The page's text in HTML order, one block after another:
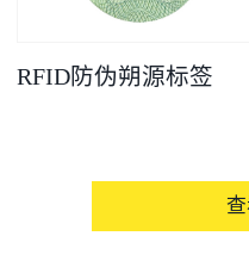
RFID防伪朔源标签